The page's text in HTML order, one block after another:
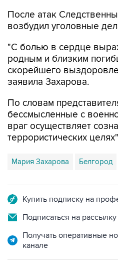
После атак
возбудил уголовные
"С болью в сердце
родным и близким
скорейшего
заявила Захарова.
По словам
бессмысленные с
враг осуществляет
террористических
Мария Захарова Белгород
Купить подписку на
Подписаться на
Получать оперативные
канале